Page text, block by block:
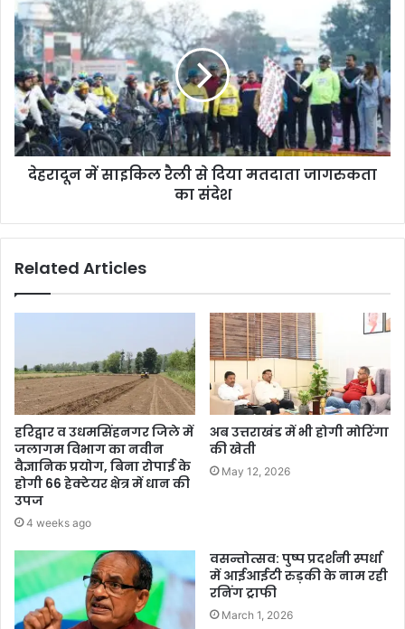
देहरादून में साइकिल रैली से दिया मतदाता जागरुकता
का संदेश
Related Articles
हरिद्वार व उधमसिंहनगर जिले में
जलागम विभाग का नवीन
वैज्ञानिक प्रयोग, बिना रोपाई के
होगी 66 हेक्टेयर क्षेत्र में धान की
उपज
4 weeks ago
अब उत्तराखंड में भी होगी मोरिंगा
की खेती
May 12, 2026
वसन्तोत्सव: पुष्प प्रदर्शनी स्पर्धा
में आईआईटी रुड़की के नाम रही
रनिंग ट्राफी
March 1, 2026